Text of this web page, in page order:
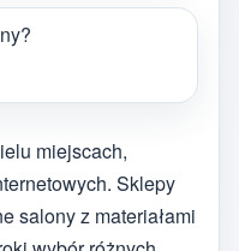
miejscach,
Sklepy
salony z materiałami